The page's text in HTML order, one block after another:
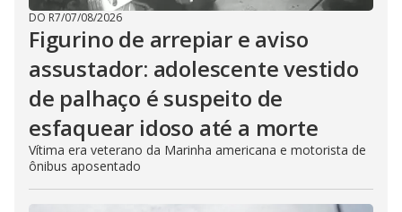
DO R7/07/08/2026
Figurino de arrepiar e aviso
assustador: adolescente vestido
de palhaço é suspeito de
esfaquear idoso até a morte
Vítima era veterano da Marinha americana e motorista de
ônibus aposentado